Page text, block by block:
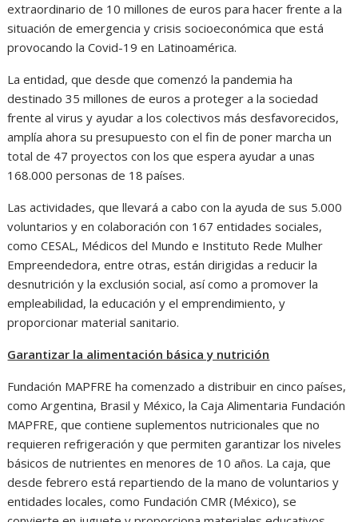
extraordinario de 10 millones de euros para hacer frente a la
situación de emergencia y crisis socioeconómica que está
provocando la Covid-19 en Latinoamérica.
La entidad, que desde que comenzó la pandemia ha
destinado 35 millones de euros a proteger a la sociedad
frente al virus y ayudar a los colectivos más desfavorecidos,
amplía ahora su presupuesto con el fin de poner marcha un
total de 47 proyectos con los que espera ayudar a unas
168.000 personas de 18 países.
Las actividades, que llevará a cabo con la ayuda de sus 5.000
voluntarios y en colaboración con 167 entidades sociales,
como CESAL, Médicos del Mundo e Instituto Rede Mulher
Empreendedora, entre otras, están dirigidas a reducir la
desnutrición y la exclusión social, así como a promover la
empleabilidad, la educación y el emprendimiento, y
proporcionar material sanitario.
Garantizar la alimentación básica y nutrición
Fundación MAPFRE ha comenzado a distribuir en cinco países,
como Argentina, Brasil y México, la Caja Alimentaria Fundación
MAPFRE, que contiene suplementos nutricionales que no
requieren refrigeración y que permiten garantizar los niveles
básicos de nutrientes en menores de 10 años. La caja, que
desde febrero está repartiendo de la mano de voluntarios y
entidades locales, como Fundación CMR (México), se